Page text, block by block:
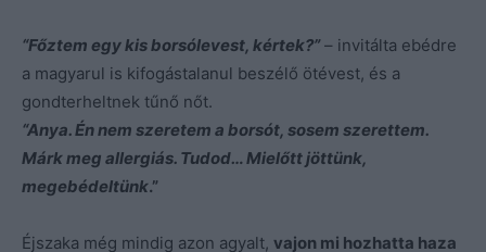
“Főztem egy kis borsólevest, kértek?”– invitálta ebédre
a magyarul is kifogástalanul beszélő ötévest, és a
gondterheltnek tűnő nőt.
“Anya. Én nem szeretem a borsót, sosem szerettem.
Márk meg allergiás. Tudod… Mielőtt jöttünk,
megebédeltünk.”
Éjszaka még mindig azon agyalt, vajon mi hozhatta haza